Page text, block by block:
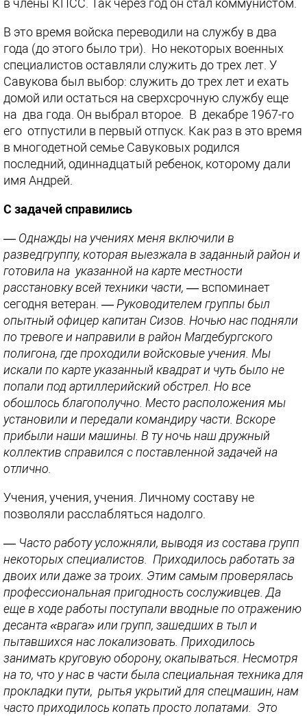
в члены КПСС. Так через год он стал коммунистом.
В это время войска переводили на службу в два
года (до этого было три). Но некоторых военных
специалистов оставляли служить до трех лет. У
Савукова был выбор: служить до трех лет и ехать
домой или остаться на сверхсрочную службу еще
на два года. Он выбрал второе. В декабре 1967-го
его отпустили в первый отпуск. Как раз в это время
в многодетной семье Савуковых родился
последний, одиннадцатый ребенок, которому дали
имя Андрей.
С задачей справились
— Однажды на учениях меня включили в
разведгруппу, которая выезжала в заданный район и
готовила на указанной на карте местности
расстановку всей техники части, — вспоминает
сегодня ветеран. —Руководителем группы был
опытный офицер капитан Сизов. Ночью нас подняли
по тревоге и направили в район Магдебургского
полигона, где проходили войсковые учения. Мы
искали по карте указанный квадрат и чуть было не
попали под артиллерийский обстрел. Но все
обошлось благополучно. Место расположения мы
установили и передали командиру части. Вскоре
прибыли наши машины. В ту ночь наш дружный
коллектив справился с поставленной задачей на
отлично.
Учения, учения, учения. Личному составу не
позволяли расслабляться надолго.
— Часто работу усложняли, выводя из состава групп
некоторых специалистов. Приходилось работать за
двоих или даже за троих. Этим самым проверялась
профессиональная пригодность сослуживцев. Да
еще в ходе работы поступали вводные по отражению
десанта «врага» или групп, зашедших в тыл и
пытавшихся нас локализовать. Приходилось
занимать круговую оборону, окапываться. Несмотря
на то, что у нас в части была специальная техника для
прокладки пути, рытья укрытий для спецмашин, нам
часто приходилось копать просто лопатами. Это